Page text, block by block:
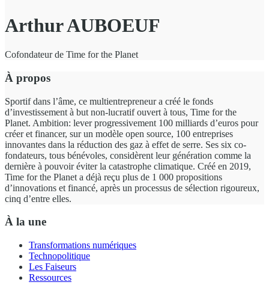
Arthur AUBOEUF
Cofondateur de Time for the Planet
À propos
Sportif dans l’âme, ce multientrepreneur a créé le fonds
d’investissement à but non-lucratif ouvert à tous, Time for the
Planet. Ambition: lever progressivement 100 milliards d’euros pour
créer et financer, sur un modèle open source, 100 entreprises
innovantes dans la réduction des gaz à effet de serre. Ses six co-
fondateurs, tous bénévoles, considèrent leur génération comme la
dernière à pouvoir éviter la catastrophe climatique. Créé en 2019,
Time for the Planet a déjà reçu plus de 1 000 propositions
d’innovations et financé, après un processus de sélection rigoureux,
cinq d’entre elles.
À la une
Transformations numériques
Technopolitique
Les Faiseurs
Ressources